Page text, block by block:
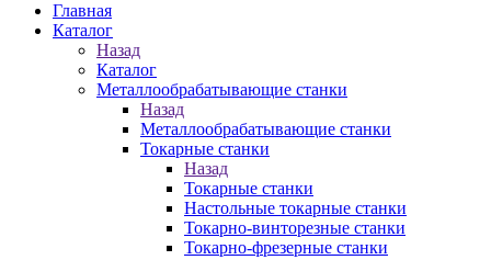
Главная
Каталог
Назад
Каталог
Металлообрабатывающие станки
Назад
Металлообрабатывающие станки
Токарные станки
Назад
Токарные станки
Настольные токарные станки
Токарно-винторезные станки
Токарно-фрезерные станки